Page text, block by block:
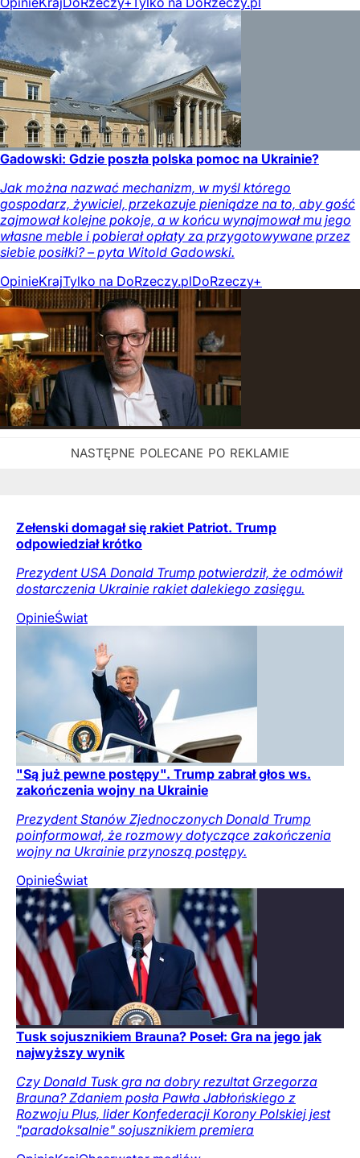
Gadowski: Gdzie poszła polska pomoc na Ukrainie?
Jak można nazwać mechanizm, w myśl którego
gospodarz, żywiciel, przekazuje pieniądze na to, aby gość
zajmował kolejne pokoje, a w końcu wynajmował mu jego
własne meble i pobierał opłaty za przygotowywane przez
siebie posiłki? – pyta Witold Gadowski.
OpinieKrajTylko na DoRzeczy.plDoRzeczy+
Zełenski domagał się rakiet Patriot. Trump
odpowiedział krótko
Prezydent USA Donald Trump potwierdził, że odmówił
dostarczenia Ukrainie rakiet dalekiego zasięgu.
OpinieŚwiat
"Są już pewne postępy". Trump zabrał głos ws.
zakończenia wojny na Ukrainie
Prezydent Stanów Zjednoczonych Donald Trump
poinformował, że rozmowy dotyczące zakończenia
wojny na Ukrainie przynoszą postępy.
OpinieŚwiat
Tusk sojusznikiem Brauna? Poseł: Gra na jego jak
najwyższy wynik
Czy Donald Tusk gra na dobry rezultat Grzegorza
Brauna? Zdaniem posła Pawła Jabłońskiego z
Rozwoju Plus, lider Konfederacji Korony Polskiej jest
"paradoksalnie" sojusznikiem premiera